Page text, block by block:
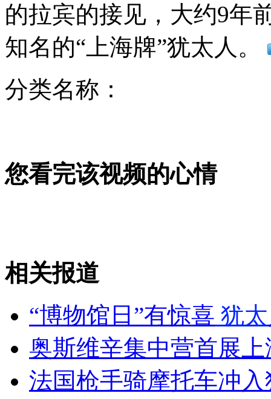
洛杉矶将禁止一次性塑料购物袋
无痛分娩是否安全 医生回应
安徽一实载49人客车翻车
走！跟着总书记去植树
的拉宾的接见，大约9年
知名的“上海牌”犹太人。
分类名称：
您看完该视频的心情
相关报道
“博物馆日”有惊喜 犹太
奥斯维辛集中营首展上
法国枪手骑摩托车冲